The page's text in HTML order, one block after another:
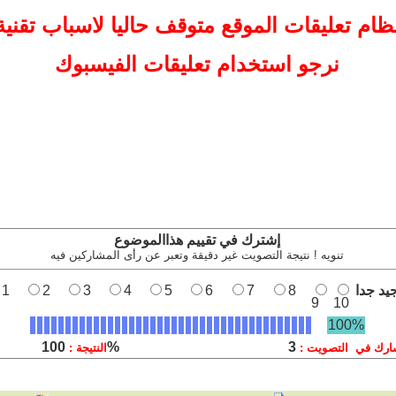
تعليقات الموقع متوقف حاليا لاسباب
نرجو استخدام تعليقات الفيسبوك
إشترك في تقييم هذاالموضوع
تنويه ! نتيجة التصويت غير دقيقة وتعبر عن رأى المشاركين فيه
1 2 3 4 5 6 7
8
9
10
جدا
100%
النتيجة : 100% في التصويت : 3